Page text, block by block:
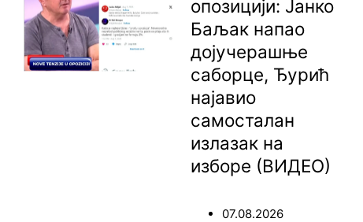
опозицији: Јанко
Баљак напао
дојучерашње
саборце, Ђурић
најавио
самосталан
излазак на
изборе (ВИДЕО)
07.08.2026